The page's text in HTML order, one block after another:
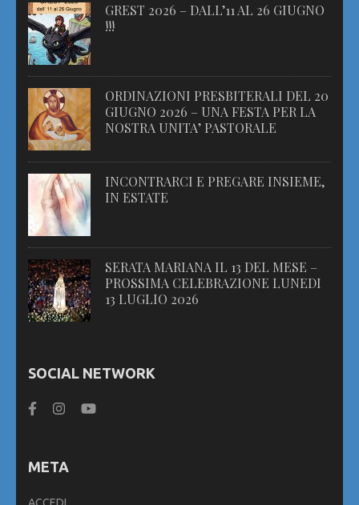
GREST 2026 – DALL’11 AL 26 GIUGNO
!!!
ORDINAZIONI PRESBITERALI DEL 20
GIUGNO 2026 – UNA FESTA PER LA
NOSTRA UNITA’ PASTORALE
INCONTRARCI E PREGARE INSIEME,
IN ESTATE
SERATA MARIANA IL 13 DEL MESE –
PROSSIMA CELEBRAZIONE LUNEDI
13 LUGLIO 2026
SOCIAL NETWORK
META
ACCEDI